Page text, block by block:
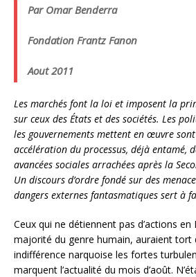
Par Omar Benderra
Fondation Frantz Fanon
Aout 2011
Les marchés font la loi et imposent la
sur ceux des États et des sociétés. Les
les gouvernements mettent en œuvre
accélération du processus, déjà entamé,
avancées sociales arrachées après la
Un discours d’ordre fondé sur des
dangers externes fantasmatiques sert à
Ceux qui ne détiennent pas d’actions
majorité du genre humain, auraient tort
indifférence narquoise les fortes
marquent l’actualité du mois d’août.